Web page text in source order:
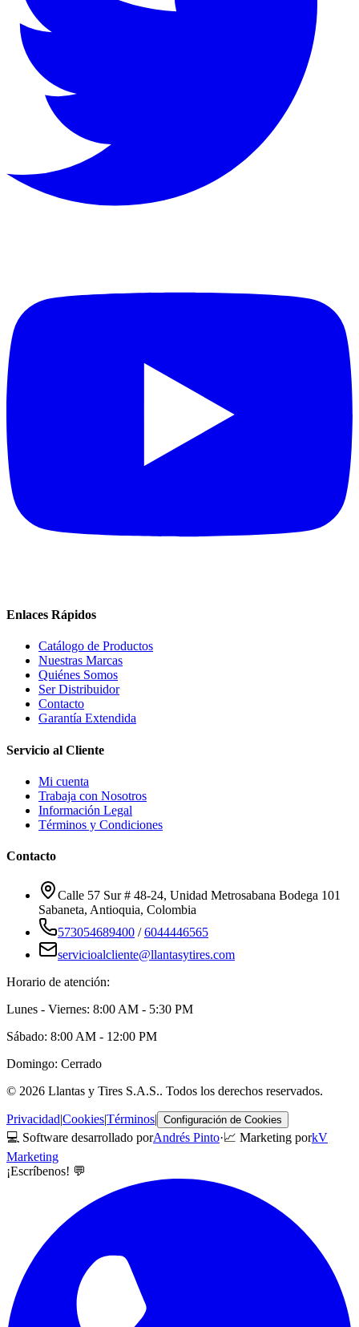
Enlaces Rápidos
Catálogo de Productos
Nuestras Marcas
Quiénes Somos
Ser Distribuidor
Contacto
Garantía Extendida
Servicio al Cliente
Mi cuenta
Trabaja con Nosotros
Información Legal
Términos y Condiciones
Contacto
Calle 57 Sur # 48-24, Unidad Metrosabana Bodega 101
Sabaneta, Antioquia, Colombia
573054689400 /6044446565
servicioalcliente@llantasytires.com
Horario de atención:
Lunes - Viernes: 8:00 AM - 5:30 PM
Sábado: 8:00 AM - 12:00 PM
Domingo: Cerrado
© 2026 Llantas y Tires S.A.S.. Todos los derechos reservados.
Privacidad|Cookies|Términos| Configuración de Cookies
💻 Software desarrollado porAndrés Pinto·📈 Marketing porkV
Marketing
¡Escríbenos! 💬